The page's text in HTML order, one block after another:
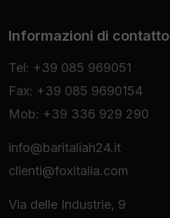
Informazioni di contatto
Tel: +39 085 969051
Fax: +39 085 9690154
Mob: +39 336 929 290
info@baritaliah24.it
clienti@foxitalia.com
Via delle Industrie, 9